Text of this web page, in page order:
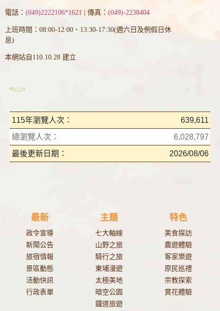
電話： (049)2222106*1621 | 傳真： (049)-2238404
上班時間：08:00-12:00、13:30-17:30(週六日及例假日休
息)
本網站自110.10.28 建立
115年瀏覽人次：
639,611
總瀏覽人次：
6,028,797
最後更新日期：
2026/08/06
最新
政令宣導
新聞公告
旅宿情報
景區動態
活動快訊
行政表單
主題
七大軸線
山野之旅
騎行之旅
東埔漫遊
太極美地
暗空公園
鐵道旅遊
特色
美食探訪
農遊體驗
客家樂遊
原民巡禮
宗教探索
賞花體驗